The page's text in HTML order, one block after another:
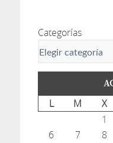
Categorías
L M X
1
6
7 8